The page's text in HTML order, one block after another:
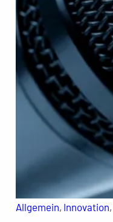
Allgemein, Innovation,